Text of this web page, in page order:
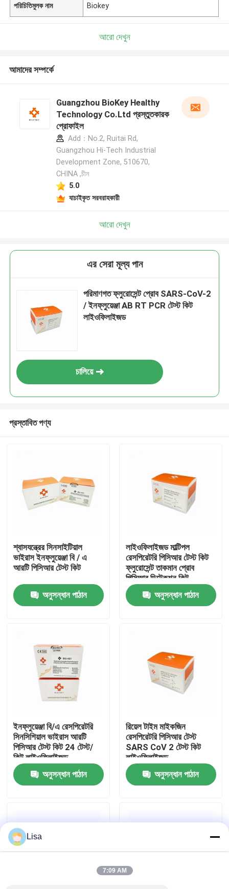
ভিডিও
VR প্রদর্শন
আমাদের সম্পর্কে
কারখানা ভ্রমণ
মান নিয়ন্ত্রণ
খবর
পরিচিতিমুলক নাম Biokey
আরো দেখুন
আমাদের সম্পর্কে
Guangzhou BioKey Healthy
Technology Co.Ltd প্রস্তুতকারক
প্রোফাইল
Add：No.2, Ruitai Rd,
Guangzhou Hi-Tech Industrial
Development Zone, 510670,
CHINA ,চীন
5.0
যাচাইকৃত সরবরাহকারী
আরো দেখুন
এর সেরা মূল্য পান
পরিমাণগত ফ্লুরোসেন্ট প্রোব SARS-CoV-2
/ ইনফ্লুয়েঞ্জা AB RT PCR টেস্ট কিট
লাইওফিলাইজড
চালিয়ে
প্রস্তাবিত পণ্য
শ্বাসযন্ত্রের সিনসাইটিয়াল
ভাইরাস ইনফ্লুয়েঞ্জা বি / এ
আরটি পিসিআর টেস্ট কিট
অনুসন্ধান পাঠান
লাইওফিলাইজড মাল্টিপল
রেসপিরেটরি পিসিআর টেস্ট কিট
ফ্লুরোসেন্ট তাকমান প্রোব
পিসিআর ডিটেকশন কিট
অনুসন্ধান পাঠান
ইনফ্লুয়েঞ্জা বি/এ রেসপিরেটরি
সিনসিশিয়াল ভাইরাস আরটি
পিসিআর টেস্ট কিট 24 টেস্ট/
কিট লাইওফিলাইজড
অনুসন্ধান পাঠান
রিয়েল টাইম মাইকজিন
রেসপিরেটরি পিসিআর টেস্ট
SARS CoV 2 টেস্ট কিট
লাইওফিলাইজড
অনুসন্ধান পাঠান
Lisa
7:09 AM